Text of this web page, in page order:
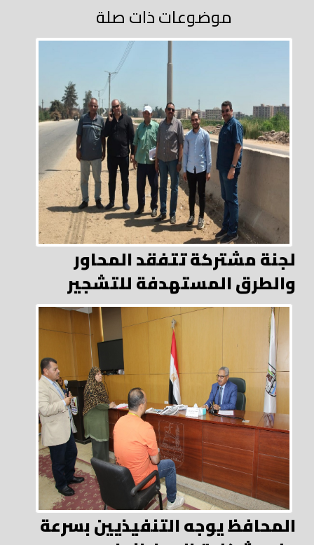
موضوعات ذات صلة
لجنة مشتركة تتفقد المحاور
والطرق المستهدفة للتشجير
المحافظ يوجه التنفيذيين بسرعة